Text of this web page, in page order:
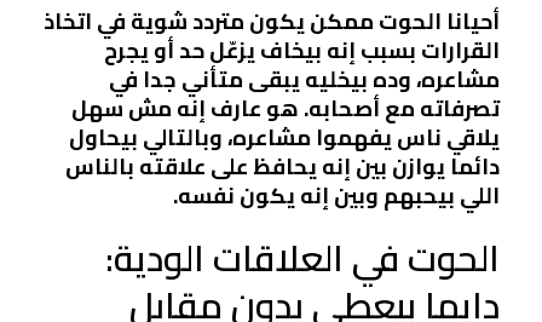
أحيانا الحوت ممكن يكون متردد شوية في اتخاذ
القرارات بسبب إنه بيخاف يزعّل حد أو يجرح
مشاعره، وده بيخليه يبقى متأني جدا في
تصرفاته مع أصحابه. هو عارف إنه مش سهل
يلاقي ناس يفهموا مشاعره، وبالتالي بيحاول
دائما يوازن بين إنه يحافظ على علاقته بالناس
اللي بيحبهم وبين إنه يكون نفسه.
الحوت في العلاقات الودية:
دايما بيعطي بدون مقابل